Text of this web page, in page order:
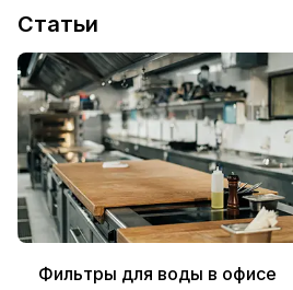
Статьи
Фильтры для воды в офисе